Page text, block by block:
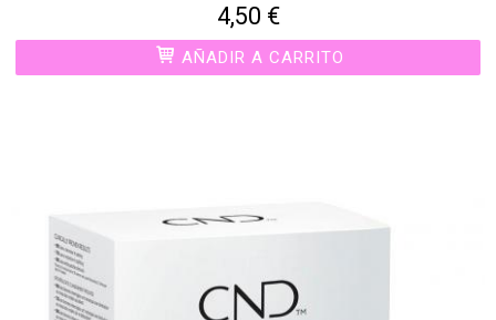
4,50 €
AÑADIR A CARRITO